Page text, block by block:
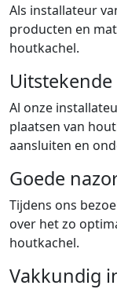
Als installateur
producten en
houtkachel.
Uitstekende
Al onze
plaatsen van
aansluiten en
Goede
Tijdens ons
over het zo
houtkachel.
Vakkundig